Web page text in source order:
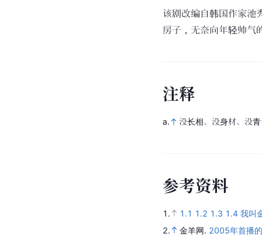
该剧改编自韩国作家池
房子，无奈向年轻帅气
注释
a. 没长相、没身材、没
参考资料
1. 1.1 1.2 1.3 1.4 我叫
2.
金羊网. 2005年首播